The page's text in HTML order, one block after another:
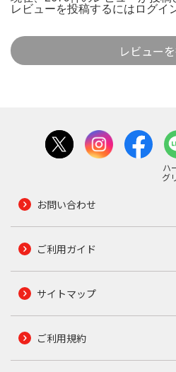
レビューを投稿するには ログイ
レビュー
ハ
グ
お問い合わせ
ご利用ガイド
サイトマップ
ご利用規約